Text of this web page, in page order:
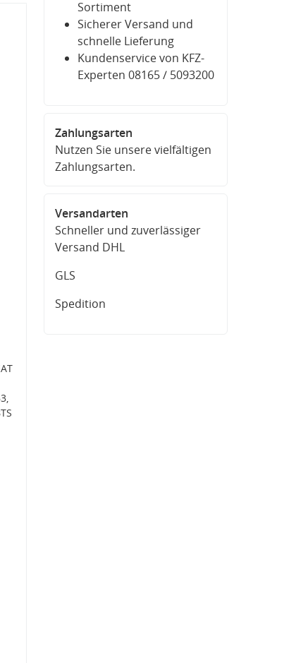
Sortiment
Sicherer Versand und
schnelle Lieferung
Kundenservice von KFZ-
Experten 08165 / 5093200
Zahlungsarten
Nutzen Sie unsere vielfältigen
Zahlungsarten.
Versandarten
Schneller und zuverlässiger
Versand DHL
GLS
Spedition